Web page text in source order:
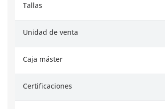
Tallas
Unidad de venta
Caja máster
Certificaciones